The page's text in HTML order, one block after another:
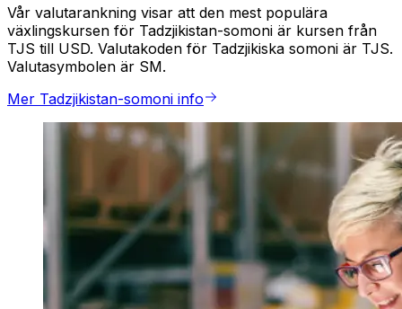
Vår valutarankning visar att den mest populära
växlingskursen för Tadzjikistan-somoni är kursen från
TJS till USD. Valutakoden för Tadzjikiska somoni är TJS.
Valutasymbolen är SM.
Mer Tadzjikistan-somoni info